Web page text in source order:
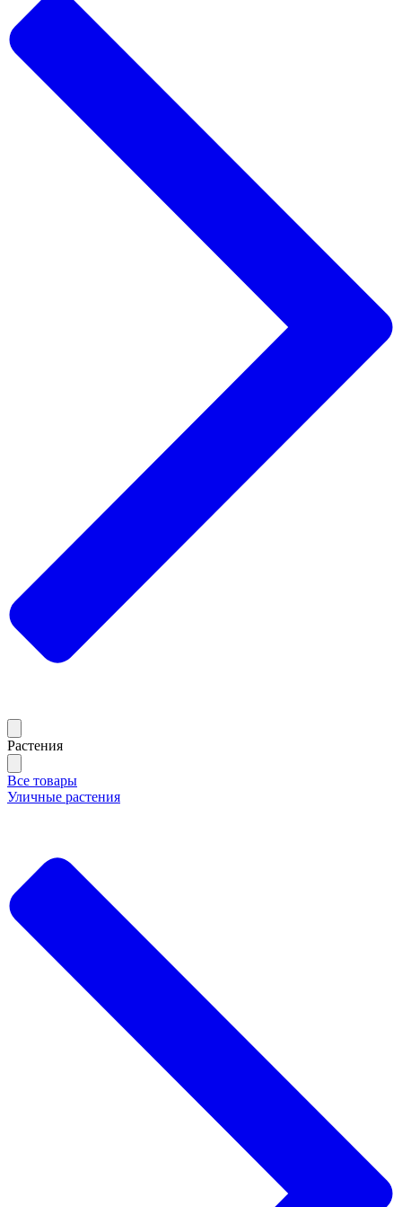
Растения
Все товары
Уличные растения